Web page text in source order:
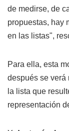
de medirse, de
propuestas, hay
en las listas",
Para ella, esta
después se verá
la lista que
representación